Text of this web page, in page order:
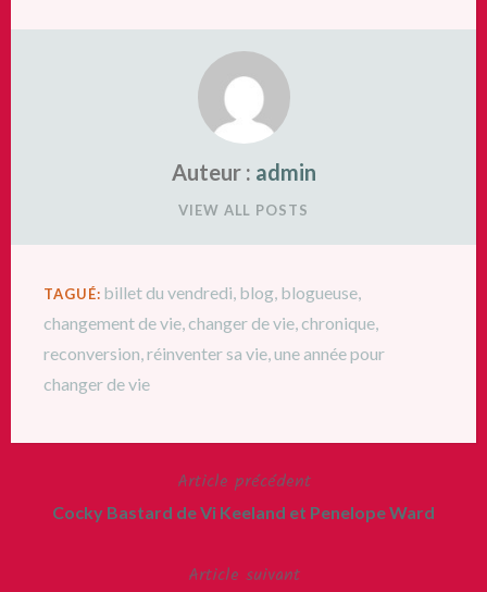
Auteur : admin
VIEW ALL POSTS
TAGUÉ: billet du vendredi blog blogueuse
changement de vie changer de vie chronique
reconversion réinventer sa vie une année pour
changer de vie
Article précédent
Cocky Bastard de Vi Keeland et Penelope Ward
Article suivant